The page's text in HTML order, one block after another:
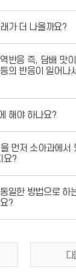
가 더 나올까요?
반응 즉, 담배 맛
의 반응이 일어나
해야 하나요?
먼저 소아과에서
요?
일한 방법으로 하
?
다